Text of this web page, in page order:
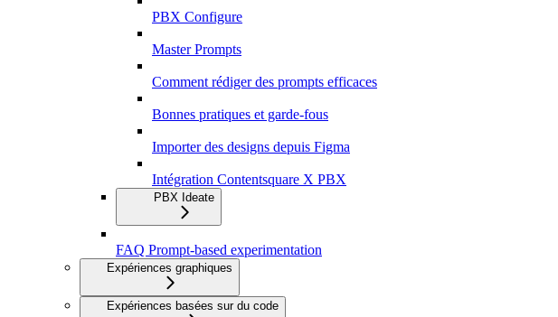
PBX Configure
Master Prompts
Comment rédiger des prompts efficaces
Bonnes pratiques et garde-fous
Importer des designs depuis Figma
Intégration Contentsquare X PBX
PBX Ideate
FAQ Prompt-based experimentation
Expériences graphiques
Expériences basées sur du code